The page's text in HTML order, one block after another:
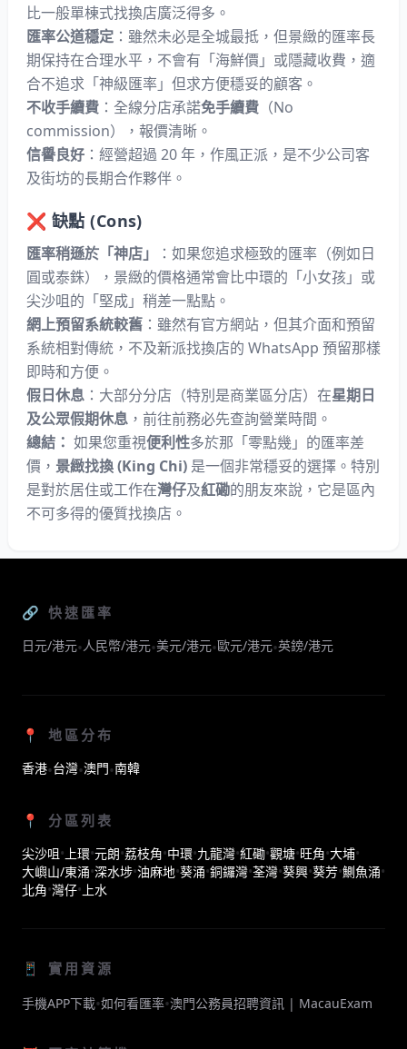
比一般單棟式找換店廣泛得多。
匯率公道穩定 ：雖然未必是全城最抵，但景緻的匯率長
期保持在合理水平，不會有「海鮮價」或隱藏收費，適
合不追求「神級匯率」但求方便穩妥的顧客。
不收手續費 ：全線分店承諾免手續費 （No
commission），報價清晰。
信譽良好 ：經營超過 20 年，作風正派，是不少公司客
及街坊的長期合作夥伴。
❌ 缺點 (Cons)
匯率稍遜於「神店」
：如果您追求極致的匯率（例如日
圓或泰銖），景緻的價格通常會比中環的「小女孩」或
尖沙咀的「堅成」稍差一點點。
網上預留系統較舊 ：雖然有官方網站，但其介面和預留
系統相對傳統，不及新派找換店的 WhatsApp 預留那樣
即時和方便。
假日休息 ：大部分分店（特別是商業區分店）在星期日
及公眾假期休息 ，前往前務必先查詢營業時間。
總結： 如果您重視便利性多於那「零點幾」的匯率差
價， 景緻找換 (King Chi) 是一個非常穩妥的選擇。特別
是對於居住或工作在灣仔及紅磡的朋友來說，它是區內
不可多得的優質找換店。
🔗 快速匯率
日元/港元•人民幣/港元•美元/港元•歐元/港元•英鎊/港元
📍 地區分布
香港•台灣•澳門•南韓
📍 分區列表
尖沙咀• 上環•元朗•荔枝角•中環•九龍灣•紅磡•觀塘•旺角•大埔•
大嶼山/東涌•深水埗•油麻地•葵涌•銅鑼灣•荃灣•葵興•葵芳•鰂魚涌•
北角•灣仔• 上水
📱 實用資源
手機APP下載•如何看匯率•澳門公務員招聘資訊 | MacauExam